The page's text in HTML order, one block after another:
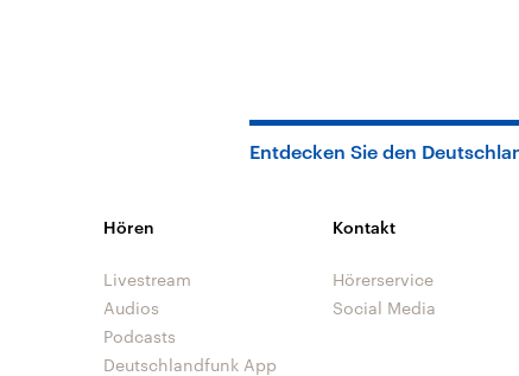
Entdecken Sie den
Hören
Livestream
Audios
Podcasts
Deutschlandfunk App
Kontakt
Hörerservice
Social Media